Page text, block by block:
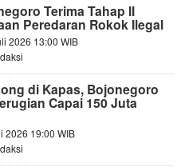
Terima Tahap II
Peredaran Rokok Ilegal
2026 13:00 WIB
di Kapas, Bojonegoro
Capai 150 Juta
2026 19:00 WIB